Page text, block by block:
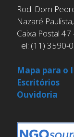
Rod. Dom
Nazaré
Caixa Postal
Tel: (11) 3590-
Mapa para o
Escritórios
Ouvidoria